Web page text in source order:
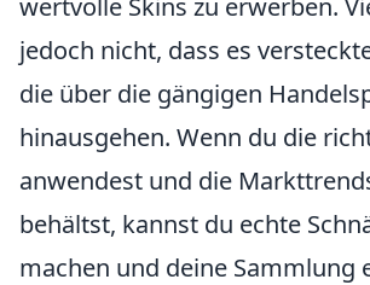
wertvolle Skins zu erwerben.
jedoch nicht, dass es
die über die gängigen
hinausgehen. Wenn du die
anwendest und die
behältst, kannst du echte
machen und deine Sammlung